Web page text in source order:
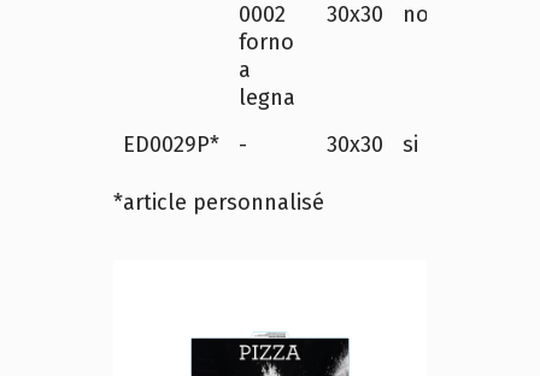
0002
forno
a
legna
30x30 non
ED0029P* - 30x30 si
*article personnalisé